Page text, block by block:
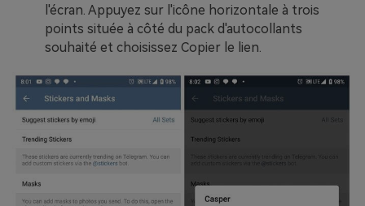
l'écran. Appuyez sur l'icône horizontale à trois
points située à côté du pack d'autocollants
souhaité et choisissez Copier le lien.